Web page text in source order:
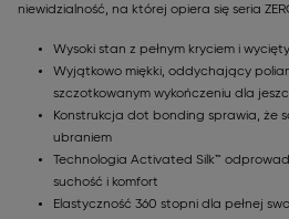
niewidzialność, na której opiera się seria
Wysoki stan z pełnym kryciem i
Wyjątkowo miękki, oddychający
szczotkowanym wykończeniu dla
Konstrukcja dot bonding sprawia, że
ubraniem
Technologia Activated Silk™
suchość i komfort
Elastyczność 360 stopni dla pełnej